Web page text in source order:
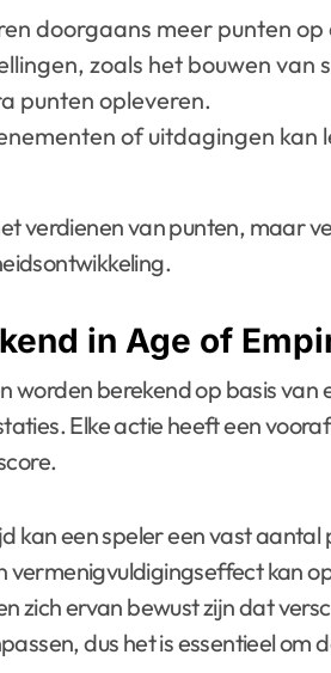
doorgaans meer punten op
zoals het bouwen van
punten opleveren.
of uitdagingen kan
verdienen van punten, maar
in Age of
worden berekend op basis van
Elke actie heeft een
kan een speler een vast aantal
kan
zich ervan bewust zijn dat
dus het is essentieel om